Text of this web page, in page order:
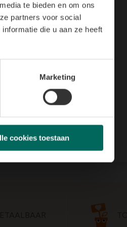
te bieden en om ons
partners voor social
die u aan ze heeft
Marketing
cookies toestaan